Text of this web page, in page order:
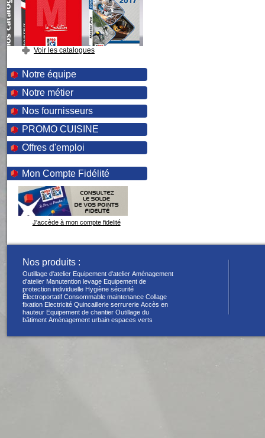
Voir les catalogues
Notre équipe
Notre métier
Nos fournisseurs
PROMO CUISINE
Offres d'emploi
Mon Compte Fidélité
J'accède à mon compte fidelité
Nos produits :
Outillage d'atelier Equipement d'atelier Aménagement
d'atelier Manutention levage Equipement de
protection individuelle Hygiène sécurité
Électroportatif Consommable maintenance Collage
fixation Electricité Quincaillerie serrurerie Accès en
hauteur Equipement de chantier Outillage du
bâtiment Aménagement urbain espaces verts